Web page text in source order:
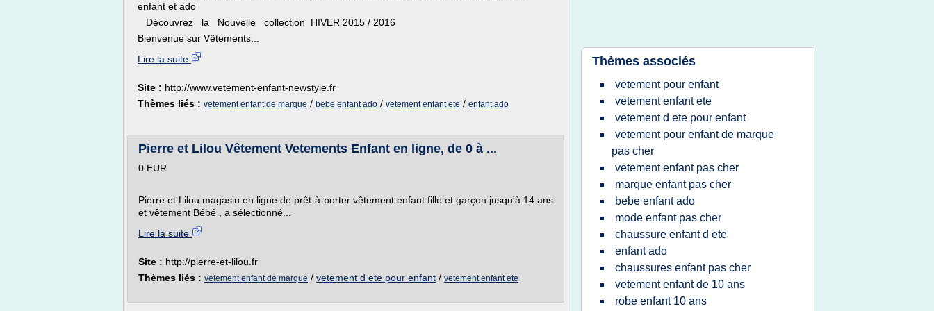
enfant et ado
Découvrez la Nouvelle collection HIVER 2015 / 2016
Bienvenue sur Vêtements...
Lire la suite
Site : http://www.vetement-enfant-newstyle.fr
Thèmes liés : vetement enfant de marque / bebe enfant ado / vetement enfant ete / enfant ado
Pierre et Lilou Vêtement Vetements Enfant en ligne, de 0 à ...
0 EUR
Pierre et Lilou magasin en ligne de prêt-à-porter vêtement enfant fille et garçon jusqu'à 14 ans
et vêtement Bébé , a sélectionné...
Lire la suite
Site : http://pierre-et-lilou.fr
Thèmes liés : vetement enfant de marque / vetement d ete pour enfant / vetement enfant ete
Thèmes associés
vetement pour enfant
vetement enfant ete
vetement d ete pour enfant
vetement pour enfant de marque
pas cher
vetement enfant pas cher
marque enfant pas cher
bebe enfant ado
mode enfant pas cher
chaussure enfant d ete
enfant ado
chaussures enfant pas cher
vetement enfant de 10 ans
robe enfant 10 ans